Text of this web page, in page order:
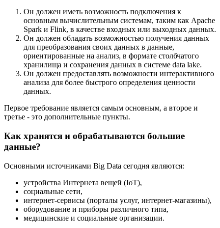
Он должен иметь возможность подключения к
основным вычислительным системам, таким как Apache
Spark и Flink, в качестве входных или выходных данных.
Он должен обладать возможностью получения данных
для преобразования своих данных в данные,
ориентированные на анализ, в формате столбчатого
хранилища и сохранения данных в системе data lake.
Он должен предоставлять возможности интерактивного
анализа для более быстрого определения ценности
данных.
Первое требование является самым основным, а второе и
третье - это дополнительные пункты.
Как хранятся и обрабатываются большие
данные?
Основными источниками Big Data сегодня являются:
устройства Интернета вещей (IoT),
социальные сети,
интернет-сервисы (порталы услуг, интернет-магазины),
оборудование и приборы различного типа,
медицинские и социальные организации.